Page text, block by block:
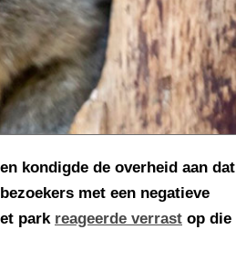
kondigde de overheid aan dat
met een negatieve
park reageerde verrast op die